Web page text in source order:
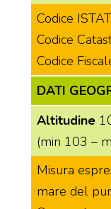
Codice
Codice
Codice
DATI
Altitudine
(min 103 –
Misura
mare del